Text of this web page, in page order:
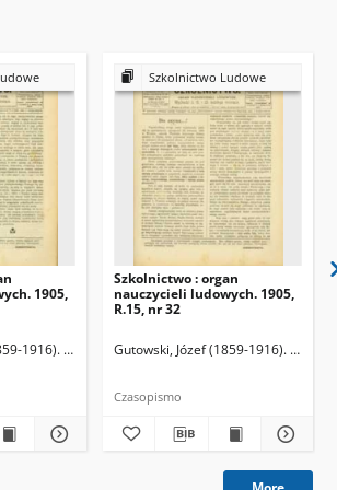
1905,
1916). Redaktor
Szkolnictwo Ludowe
Szkolnictwo : organ
nauczycieli ludowych. 1905,
R.15, nr 32
Gutowski, Józef (1859-1916). Redaktor
Czasopismo